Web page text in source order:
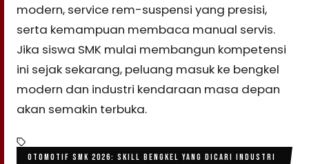
modern, service rem-suspensi yang presisi,
serta kemampuan membaca manual servis.
Jika siswa SMK mulai membangun kompetensi
ini sejak sekarang, peluang masuk ke bengkel
modern dan industri kendaraan masa depan
akan semakin terbuka.
OTOMOTIF SMK 2026: SKILL BENGKEL YANG DICARI INDUSTRI